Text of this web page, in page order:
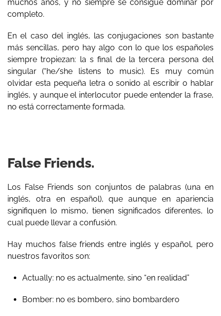
muchos años, y no siempre se consigue dominar por
completo.
En el caso del inglés, las conjugaciones son bastante
más sencillas, pero hay algo con lo que los españoles
siempre tropiezan: la s final de la tercera persona del
singular (“he/she listens to music). Es muy común
olvidar esta pequeña letra o sonido al escribir o hablar
inglés, y aunque el interlocutor puede entender la frase,
no está correctamente formada.
False Friends.
Los False Friends son conjuntos de palabras (una en
inglés, otra en español), que aunque en apariencia
signifiquen lo mismo, tienen significados diferentes, lo
cual puede llevar a confusión.
Hay muchos false friends entre inglés y español, pero
nuestros favoritos son:
Actually: no es actualmente, sino “en realidad”
Bomber: no es bombero, sino bombardero